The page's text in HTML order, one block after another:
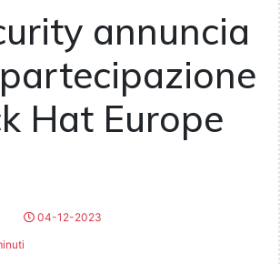
annuncia
Hat Europe
04-12-2023